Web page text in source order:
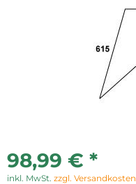
98,99 € *
inkl. MwSt. zzgl. Versandkosten